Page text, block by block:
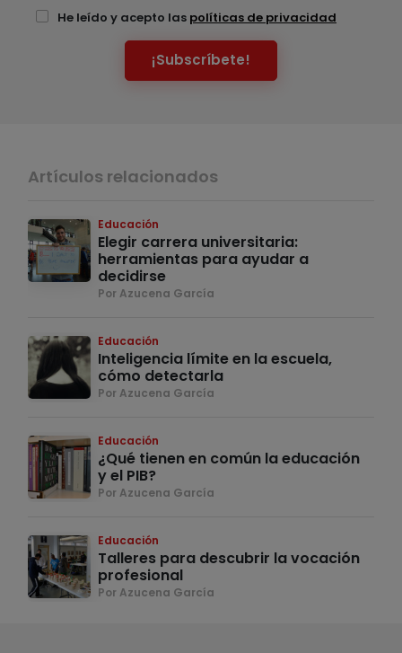
He leído y acepto las políticas de privacidad
¡Subscríbete!
Artículos relacionados
Educación
Elegir carrera universitaria:
herramientas para ayudar a
decidirse
Por Azucena García
Educación
Inteligencia límite en la escuela,
cómo detectarla
Por Azucena García
Educación
¿Qué tienen en común la educación
y el PIB?
Por Azucena García
Educación
Talleres para descubrir la vocación
profesional
Por Azucena García